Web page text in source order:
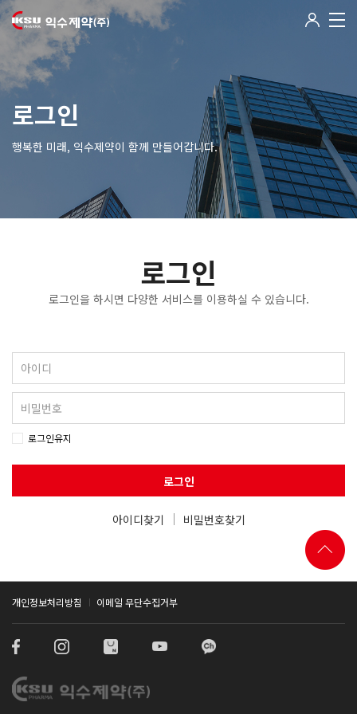
로그인
행복한 미래, 익수제약이 함께 만들어갑니다.
로그인
로그인을 하시면 다양한 서비스를 이용하실 수 있습니다.
로그인유지
로그인
아이디찾기 비밀번호찾기
개인정보처리방침 이메일 무단수집거부